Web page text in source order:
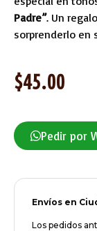
Padre”. Un
sorprenderlo en
$45.00
Pedir por
Envíos en
Los pedidos